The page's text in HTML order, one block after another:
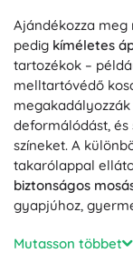
Ajándékozza meg
pedig kíméletes
tartozékok –
melltartóvédő
deformálódást,
színeket. A
takarólappal
biztonságos
gyapjúhoz,
A makulátlan
szőrfogót és
Mutasson többet